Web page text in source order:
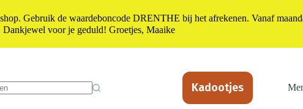
Kadootjes
Gebruik de waardeboncode DRENTHE bij het afrekenen. Vanaf
Dankjewel voor je geduld! Groetjes, Maaike